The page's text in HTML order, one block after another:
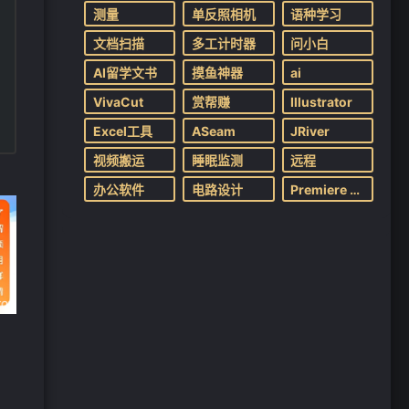
测量 单反照相机
语种学习
文档扫描
多工计时器
问小白
AI留学文书
摸鱼神器
ai
VivaCut
赏帮赚
Illustrator
Excel工具
ASeam
JRiver
视频搬运
睡眠监测
远程
办公软件
电路设计 Premiere Pro